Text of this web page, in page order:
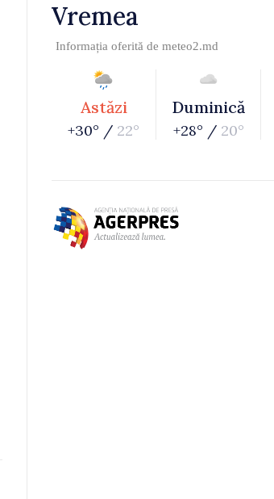
Vremea
Informația oferită de meteo2.md
Astăzi
+30° / 22°
Duminică
+28° / 20°